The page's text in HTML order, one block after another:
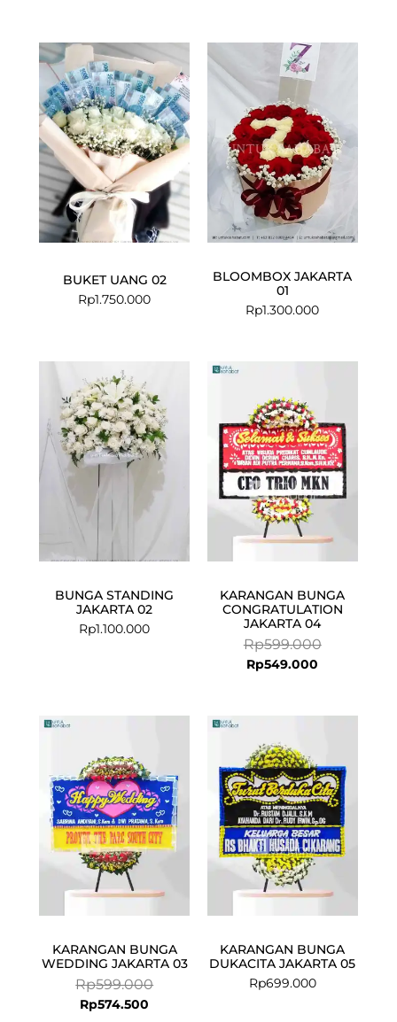
BUKET UANG 02
Rp1.750.000
BLOOMBOX JAKARTA
01
Rp1.300.000
BUNGA STANDING
JAKARTA 02
Rp1.100.000
KARANGAN BUNGA
CONGRATULATION
JAKARTA 04
Rp599.000
Rp599.000.
Rp549.000
Rp549.000.
KARANGAN BUNGA
WEDDING JAKARTA 03
Rp599.000
Rp599.000.
Rp574.500
Rp574.500.
KARANGAN BUNGA
DUKACITA JAKARTA 05
Rp699.000